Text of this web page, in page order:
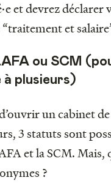
et devrez déclarer
et
ou SCM
plusieurs)
un cabinet de
3 statuts sont
et la SCM. Mais,
?